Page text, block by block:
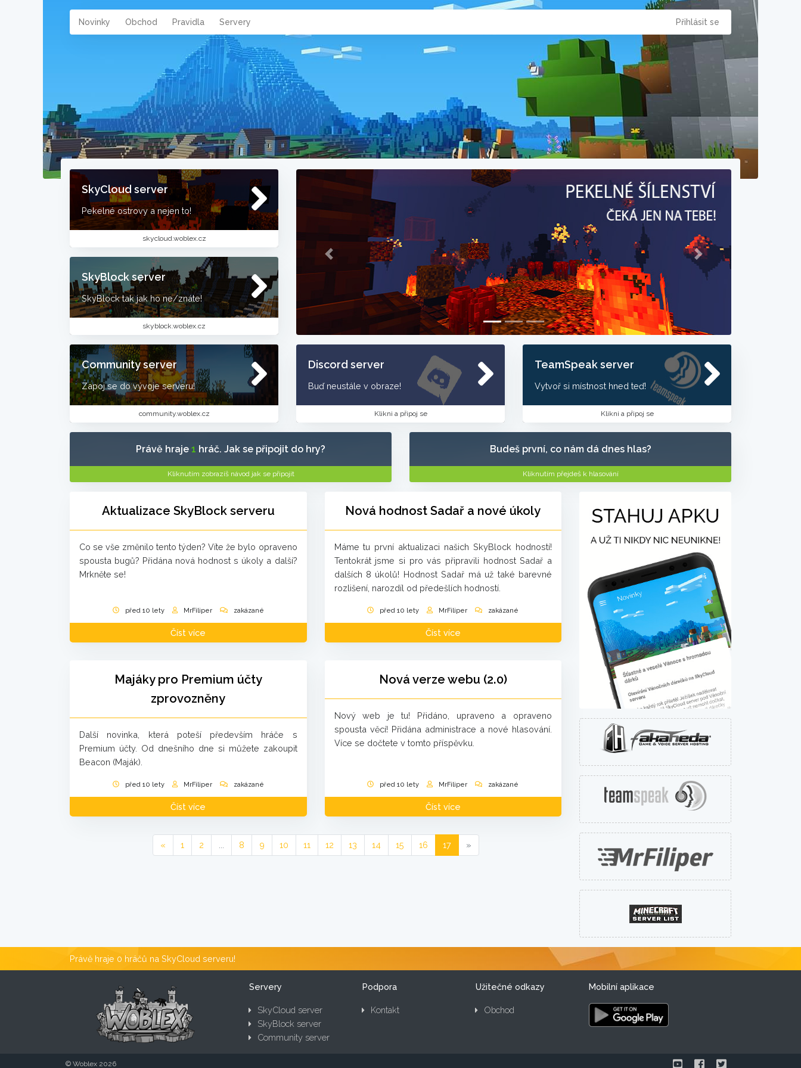
Novinky Obchod Pravidla Servery Přihlásit se
SkyCloud server
Pekelné ostrovy a nejen to!
skycloud.woblex.cz
SkyBlock server
SkyBlock tak jak ho ne/znáte!
skyblock.woblex.cz
Community server
Zapoj se do vývoje serveru!
community.woblex.cz
Previous Next
Discord server
Buď neustále v obraze!
Klikni a připoj se
TeamSpeak server
Vytvoř si místnost hned teď!
Klikni a připoj se
Právě hraje 1 hráč. Jak se připojit do hry?
Kliknutím zobrazíš návod jak se připojit
Budeš první, co nám dá dnes hlas?
Kliknutím přejdeš k hlasování
Aktualizace SkyBlock serveru
Co se vše změnilo tento týden? Víte že bylo opraveno
spousta bugů? Přidána nová hodnost s úkoly a další?
Mrkněte se!
před 10 lety MrFiliper zakázané
Číst více
Nová hodnost Sadař a nové úkoly
Máme tu první aktualizaci našich SkyBlock hodností!
Tentokrát jsme si pro vás připravili hodnost Sadař a
dalších 8 úkolů! Hodnost Sadař má už také barevné
rozlišení, narozdíl od předešlích hodností.
před 10 lety MrFiliper zakázané
Číst více
Majáky pro Premium účty
zprovozněny
Další novinka, která poteší především hráče s
Premium účty. Od dnešního dne si můžete zakoupit
Beacon (Maják).
před 10 lety MrFiliper zakázané
Číst více
Nová verze webu (2.0)
Nový web je tu! Přidáno, upraveno a opraveno
spousta věcí! Přidána administrace a nové hlasování.
Více se dočtete v tomto příspěvku.
před 10 lety MrFiliper zakázané
Číst více
« 1 2 8 9 10 11 12 13 14 15 16 17 »
Právě hraje 0 hráčů na SkyCloud serveru!
Servery
SkyCloud server
SkyBlock server
Community server
Podpora
Kontakt
Užitečné odkazy
Obchod
Mobilní aplikace
© Woblex 2026